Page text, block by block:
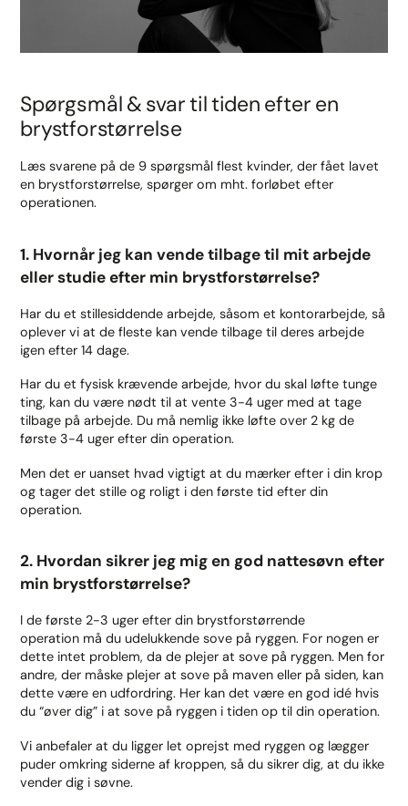
Spørgsmål & svar til tiden efter en
brystforstørrelse
Læs svarene på de 9 spørgsmål flest kvinder, der fået lavet
en brystforstørrelse, spørger om mht. forløbet efter
operationen.
1. Hvornår jeg kan vende tilbage til mit arbejde
eller studie efter min brystforstørrelse?
Har du et stillesiddende arbejde, såsom et kontorarbejde, så
oplever vi at de fleste kan vende tilbage til deres arbejde
igen efter 14 dage.
Har du et fysisk krævende arbejde, hvor du skal løfte tunge
ting, kan du være nødt til at vente 3-4 uger med at tage
tilbage på arbejde. Du må nemlig ikke løfte over 2 kg de
første 3-4 uger efter din operation.
Men det er uanset hvad vigtigt at du mærker efter i din krop
og tager det stille og roligt i den første tid efter din
operation.
2. Hvordan sikrer jeg mig en god nattesøvn efter
min brystforstørrelse?
I de første 2-3 uger efter din brystforstørrende
operation må du udelukkende sove på ryggen. For nogen er
dette intet problem, da de plejer at sove på ryggen. Men for
andre, der måske plejer at sove på maven eller på siden, kan
dette være en udfordring. Her kan det være en god idé hvis
du “øver dig” i at sove på ryggen i tiden op til din operation.
Vi anbefaler at du ligger let oprejst med ryggen og lægger
puder omkring siderne af kroppen, så du sikrer dig, at du ikke
vender dig i søvne.